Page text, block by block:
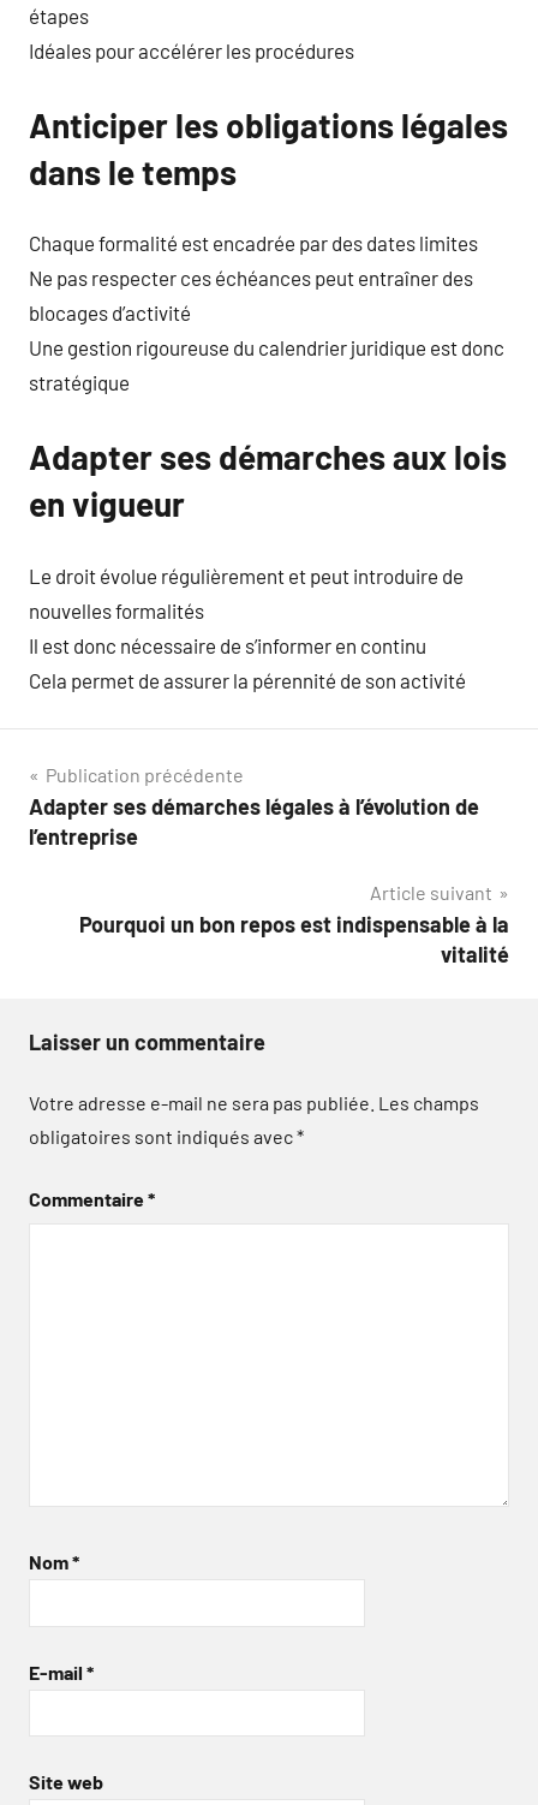
étapes
Idéales pour accélérer les procédures
Anticiper les obligations légales
dans le temps
Chaque formalité est encadrée par des dates limites
Ne pas respecter ces échéances peut entraîner des
blocages d’activité
Une gestion rigoureuse du calendrier juridique est donc
stratégique
Adapter ses démarches aux lois
en vigueur
Le droit évolue régulièrement et peut introduire de
nouvelles formalités
Il est donc nécessaire de s’informer en continu
Cela permet de assurer la pérennité de son activité
Navigation
de
Publication précédente
Adapter ses démarches légales à l’évolution de
l’entreprise
Article suivant
Pourquoi un bon repos est indispensable à la
vitalité
Laisser un commentaire
Votre adresse e-mail ne sera pas publiée. Les champs
obligatoires sont indiqués avec*
Commentaire*
Nom*
E-mail *
Site web